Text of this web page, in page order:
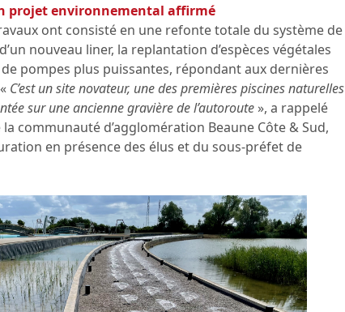
projet environnemental affirmé
ont consisté en une refonte totale du système de
nouveau liner, la replantation d’espèces végétales
pompes plus puissantes, répondant aux dernières
C’est un site novateur, une des premières piscines naturelles
sur une ancienne gravière de l’autoroute », a rappelé
communauté d’agglomération Beaune Côte & Sud,
en présence des élus et du sous-préfet de